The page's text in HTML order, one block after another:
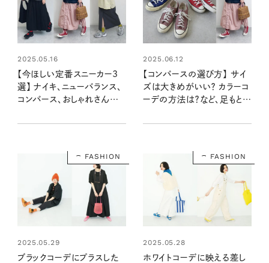
2025.05.16
【今ほしい定番スニーカー3
選】 ナイキ、ニューバランス、
コンバース、おしゃれさんはど
2025.06.12
【コンバースの選び方】 サイ
ズは大きめがいい？ カラーコ
ーデの方法は？など、足もとお
た！
FASHION
2025.05.29
ブラックコーデにプラスした
FASHION
2025.05.28
ホワイトコーデに映える差し